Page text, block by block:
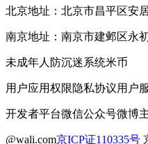
北京地址：北京市昌平区安
南京地址：南京市建邺区永
未成年人防沉迷系统米币
用户应用权限隐私协议用户
开发者平台微信公众号微博
@wali.com京ICP证110335号